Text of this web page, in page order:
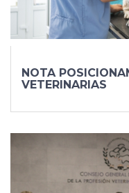
NOTA
VETERINARIAS